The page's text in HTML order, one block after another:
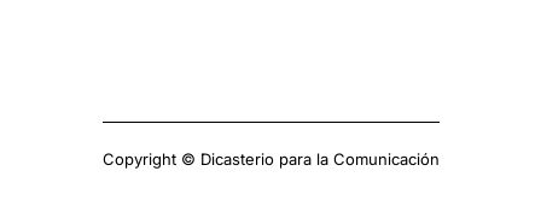
Copyright © Dicasterio para la Comunicación